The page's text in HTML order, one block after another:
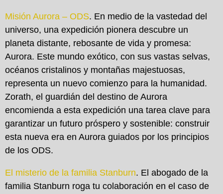
Misión Aurora – ODS. En medio de la vastedad del
universo, una expedición pionera descubre un
planeta distante, rebosante de vida y promesa:
Aurora. Este mundo exótico, con sus vastas selvas,
océanos cristalinos y montañas majestuosas,
representa un nuevo comienzo para la humanidad.
Zorath, el guardián del destino de Aurora
encomienda a esta expedición una tarea clave para
garantizar un futuro próspero y sostenible: construir
esta nueva era en Aurora guiados por los principios
de los ODS.
El misterio de la familia Stanburn. El abogado de la
familia Stanburn roga tu colaboración en el caso de